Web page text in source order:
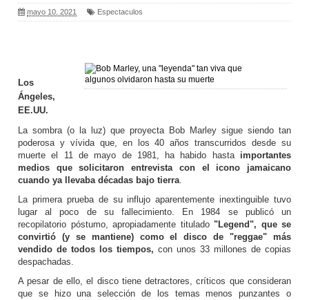
mayo 10, 2021 Espectaculos
Los
Ángeles,
EE.UU.
La sombra (o la luz) que proyecta Bob Marley sigue siendo tan
poderosa y vívida que, en los 40 años transcurridos desde su
muerte el 11 de mayo de 1981, ha habido hasta importantes
medios que solicitaron entrevista con el icono jamaicano
cuando ya llevaba décadas bajo tierra.
La primera prueba de su influjo aparentemente inextinguible tuvo
lugar al poco de su fallecimiento. En 1984 se publicó un
recopilatorio póstumo, apropiadamente titulado "Legend", que se
convirtió (y se mantiene) como el disco de "reggae" más
vendido de todos los tiempos, con unos 33 millones de copias
despachadas.
A pesar de ello, el disco tiene detractores, críticos que consideran
que se hizo una selección de los temas menos punzantes o